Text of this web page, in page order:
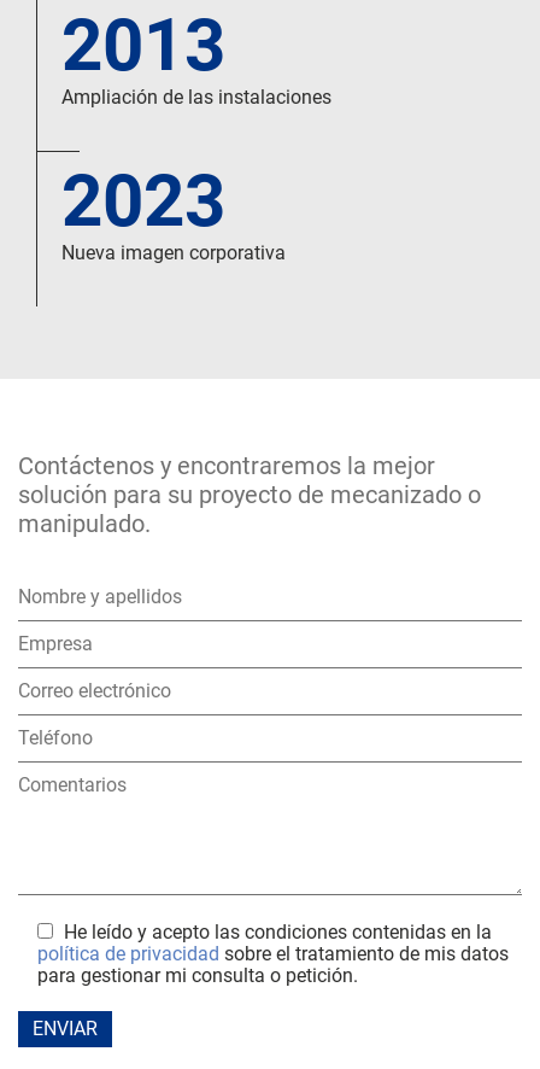
2013
Ampliación de las instalaciones
2023
Nueva imagen corporativa
Contáctenos y encontraremos la mejor
solución para su proyecto de mecanizado o
manipulado.
He leído y acepto las condiciones contenidas en la
política de privacidad sobre el tratamiento de mis datos
para gestionar mi consulta o petición.